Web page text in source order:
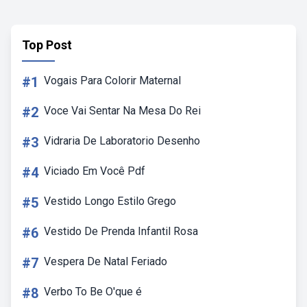
Top Post
#1 Vogais Para Colorir Maternal
#2 Voce Vai Sentar Na Mesa Do Rei
#3 Vidraria De Laboratorio Desenho
#4 Viciado Em Você Pdf
#5 Vestido Longo Estilo Grego
#6 Vestido De Prenda Infantil Rosa
#7 Vespera De Natal Feriado
#8 Verbo To Be O'que é